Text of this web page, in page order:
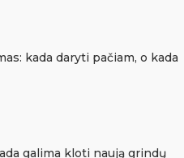
kada daryti pačiam, o kada
galima kloti naują grindų